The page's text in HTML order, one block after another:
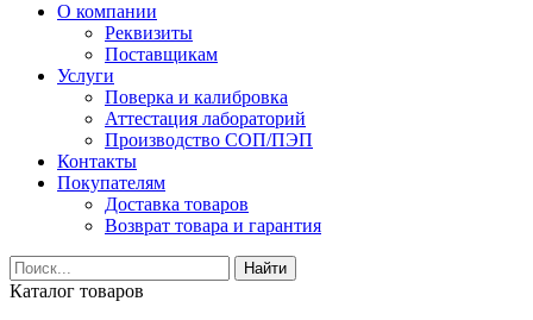
О компании
Реквизиты
Поставщикам
Услуги
Поверка и калибровка
Аттестация лабораторий
Производство СОП/ПЭП
Контакты
Покупателям
Доставка товаров
Возврат товара и гарантия
Найти
Каталог товаров